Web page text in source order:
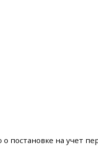
постановке на учет